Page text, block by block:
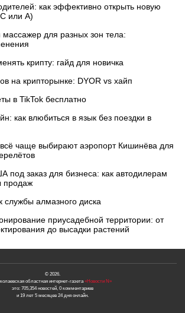
как эффективно открыть новую
или А)
для разных зон тела:
крипту: гайд для новичка
на крипторынке: DYOR vs хайп
в TikTok бесплатно
как влюбиться в язык без поездки в
чаще выбирают аэропорт Кишинёва для
под заказ для бизнеса: как автодилерам
продаж
службы алмазного диска
приусадебной территории: от
до высадки растений
© 2026.
областная интернет-газета «Новости N»
это: 705,354 новостей, 0 комментариев
и 19 лет 5 месяцев 24 дня онлайн.